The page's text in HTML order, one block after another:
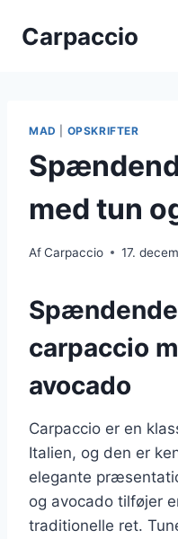
Carpaccio
MAD OPSKRIFTER
med tun
AfCarpaccio 17.
carpaccio
avocado
Carpaccio er en
Italien, og den er
elegante
og avocado tilføjer
traditionelle ret.